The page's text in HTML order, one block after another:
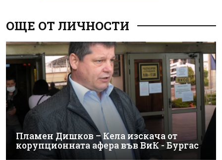
ОЩЕ ОТ ЛИЧНОСТИ
Пламен Дишков – Кела изскача от
корупционната афера във ВиК - Бургас